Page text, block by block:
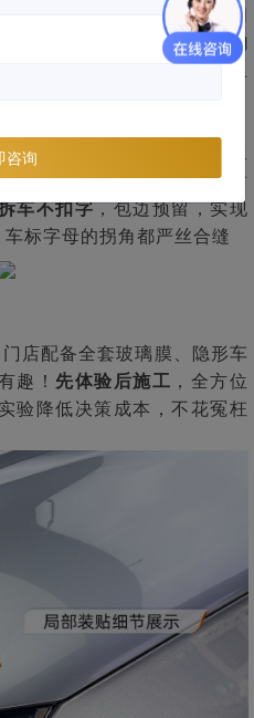
亮、整洁：
并且门店空间
，师傅
最长工龄13年，平均
，从十几万经济型车到上
十万计
动刀，零接触施工，避免手工
主流车型、私人定制，针对
车不扣字，包边预留，实现
标字母的拐角都严丝合缝
门店配备全套玻璃膜、隐形车
趣！ 先体验后施工 ，全方位
验降低决策成本，不花冤枉
咨询